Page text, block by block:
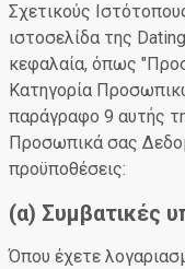
Σχετικούς
ιστοσελίδα της
κεφαλαία, όπως
Κατηγορία
παράγραφο 9 αυτής
Προσωπικά σας
προϋποθέσεις:
(α) Συμβατικές
Όπου έχετε